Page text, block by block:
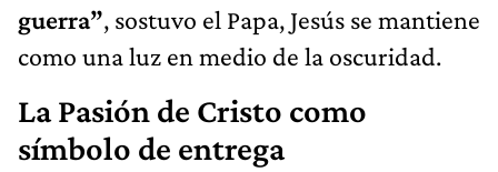
guerra”, sostuvo el Papa, Jesús se mantiene
como una luz en medio de la oscuridad.
La Pasión de Cristo como
símbolo de entrega